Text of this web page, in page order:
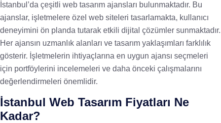
İstanbul’da çeşitli web tasarım ajansları bulunmaktadır. Bu
ajanslar, işletmelere özel web siteleri tasarlamakta, kullanıcı
deneyimini ön planda tutarak etkili dijital çözümler sunmaktadır.
Her ajansın uzmanlık alanları ve tasarım yaklaşımları farklılık
gösterir. İşletmelerin ihtiyaçlarına en uygun ajansı seçmeleri
için portföylerini incelemeleri ve daha önceki çalışmalarını
değerlendirmeleri önemlidir.
İstanbul Web Tasarım Fiyatları Ne
Kadar?